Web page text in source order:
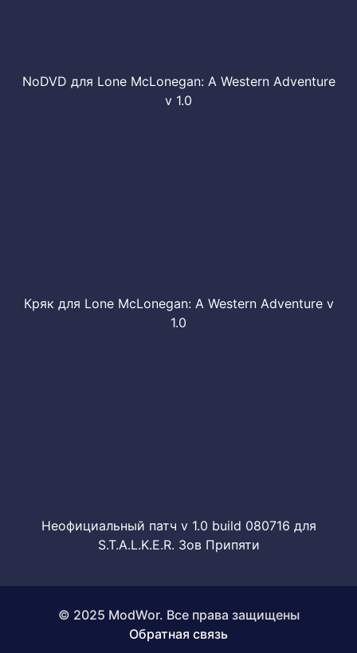
NoDVD для Lone McLonegan: A Western Adventure
v 1.0
Кряк для Lone McLonegan: A Western Adventure v
1.0
Неофициальный патч v 1.0 build 080716 для
S.T.A.L.K.E.R. Зов Припяти
© 2025 ModWor. Все права защищены
Обратная связь